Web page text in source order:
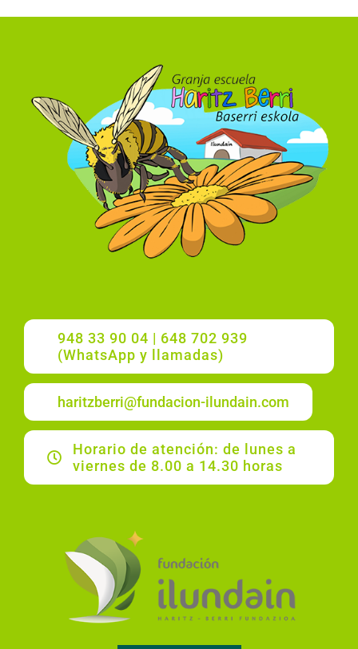
948 33 90 04 | 648 702 939
(WhatsApp y llamadas)
haritzberri@fundacion-ilundain.com
Horario de atención: de lunes a
viernes de 8.00 a 14.30 horas